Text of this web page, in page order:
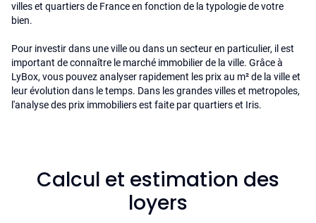
villes et quartiers de France en fonction de la typologie de votre
bien.
Pour investir dans une ville ou dans un secteur en particulier, il est
important de connaître le marché immobilier de la ville. Grâce à
LyBox, vous pouvez analyser rapidement les prix au m² de la ville et
leur évolution dans le temps. Dans les grandes villes et metropoles,
l'analyse des prix immobiliers est faite par quartiers et Iris.
Calcul et estimation des
loyers